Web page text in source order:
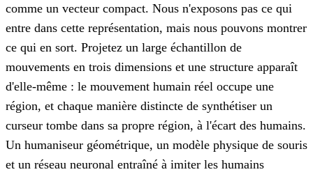
comme un vecteur compact. Nous n'exposons pas ce qui
entre dans cette représentation, mais nous pouvons montrer
ce qui en sort. Projetez un large échantillon de
mouvements en trois dimensions et une structure apparaît
d'elle-même : le mouvement humain réel occupe une
région, et chaque manière distincte de synthétiser un
curseur tombe dans sa propre région, à l'écart des humains.
Un humaniseur géométrique, un modèle physique de souris
et un réseau neuronal entraîné à imiter les humains